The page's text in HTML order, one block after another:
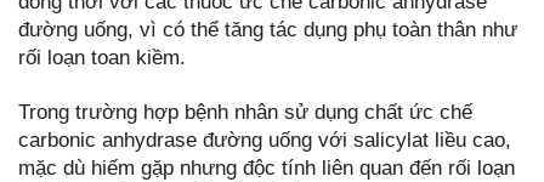
đường uống, vì có thể tăng tác dụng phụ toàn thân như
rối loạn toan kiềm.
Trong trường hợp bệnh nhân sử dụng chất ức chế
carbonic anhydrase đường uống với salicylat liều cao,
mặc dù hiếm gặp nhưng độc tính liên quan đến rối loạn